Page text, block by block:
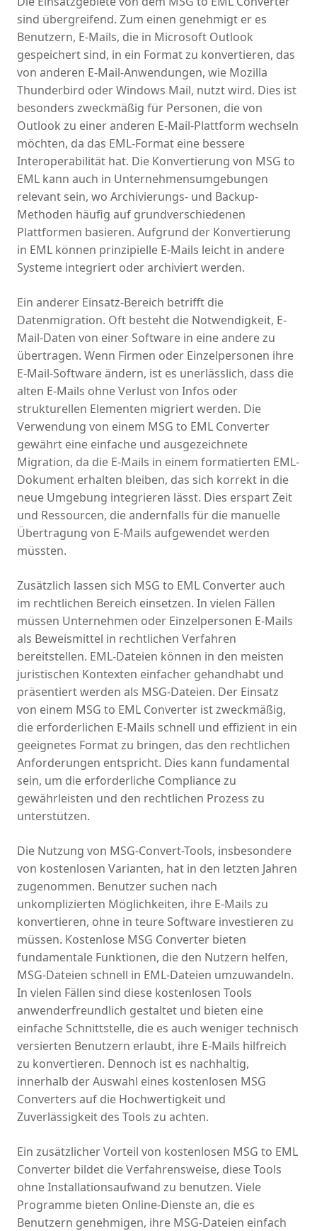
sind übergreifend. Zum einen genehmigt er es
Benutzern, E-Mails, die in Microsoft Outlook
gespeichert sind, in ein Format zu konvertieren, das
von anderen E-Mail-Anwendungen, wie Mozilla
Thunderbird oder Windows Mail, nutzt wird. Dies ist
besonders zweckmäßig für Personen, die von
Outlook zu einer anderen E-Mail-Plattform wechseln
möchten, da das EML-Format eine bessere
Interoperabilität hat. Die Konvertierung von MSG to
EML kann auch in Unternehmensumgebungen
relevant sein, wo Archivierungs- und Backup-
Methoden häufig auf grundverschiedenen
Plattformen basieren. Aufgrund der Konvertierung
in EML können prinzipielle E-Mails leicht in andere
Systeme integriert oder archiviert werden.
Ein anderer Einsatz-Bereich betrifft die
Datenmigration. Oft besteht die Notwendigkeit, E-
Mail-Daten von einer Software in eine andere zu
übertragen. Wenn Firmen oder Einzelpersonen ihre
E-Mail-Software ändern, ist es unerlässlich, dass die
alten E-Mails ohne Verlust von Infos oder
strukturellen Elementen migriert werden. Die
Verwendung von einem MSG to EML Converter
gewährt eine einfache und ausgezeichnete
Migration, da die E-Mails in einem formatierten EML-
Dokument erhalten bleiben, das sich korrekt in die
neue Umgebung integrieren lässt. Dies erspart Zeit
und Ressourcen, die andernfalls für die manuelle
Übertragung von E-Mails aufgewendet werden
müssten.
Zusätzlich lassen sich MSG to EML Converter auch
im rechtlichen Bereich einsetzen. In vielen Fällen
müssen Unternehmen oder Einzelpersonen E-Mails
als Beweismittel in rechtlichen Verfahren
bereitstellen. EML-Dateien können in den meisten
juristischen Kontexten einfacher gehandhabt und
präsentiert werden als MSG-Dateien. Der Einsatz
von einem MSG to EML Converter ist zweckmäßig,
die erforderlichen E-Mails schnell und effizient in ein
geeignetes Format zu bringen, das den rechtlichen
Anforderungen entspricht. Dies kann fundamental
sein, um die erforderliche Compliance zu
gewährleisten und den rechtlichen Prozess zu
unterstützen.
Die Nutzung von MSG-Convert-Tools, insbesondere
von kostenlosen Varianten, hat in den letzten Jahren
zugenommen. Benutzer suchen nach
unkomplizierten Möglichkeiten, ihre E-Mails zu
konvertieren, ohne in teure Software investieren zu
müssen. Kostenlose MSG Converter bieten
fundamentale Funktionen, die den Nutzern helfen,
MSG-Dateien schnell in EML-Dateien umzuwandeln.
In vielen Fällen sind diese kostenlosen Tools
anwenderfreundlich gestaltet und bieten eine
einfache Schnittstelle, die es auch weniger technisch
versierten Benutzern erlaubt, ihre E-Mails hilfreich
zu konvertieren. Dennoch ist es nachhaltig,
innerhalb der Auswahl eines kostenlosen MSG
Converters auf die Hochwertigkeit und
Zuverlässigkeit des Tools zu achten.
Ein zusätzlicher Vorteil von kostenlosen MSG to EML
Converter bildet die Verfahrensweise, diese Tools
ohne Installationsaufwand zu benutzen. Viele
Programme bieten Online-Dienste an, die es
Benutzern genehmigen, ihre MSG-Dateien einfach